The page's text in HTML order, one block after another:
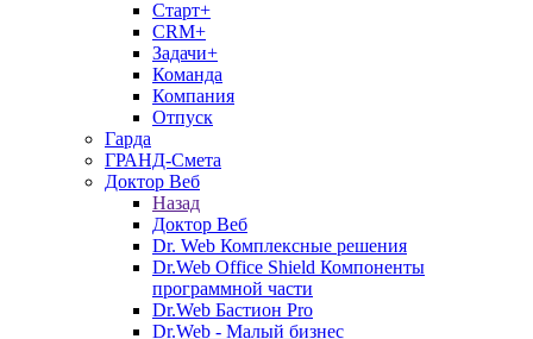
Старт+
CRM+
Задачи+
Команда
Компания
Отпуск
Гарда
ГРАНД-Смета
Доктор Веб
Назад
Доктор Веб
Dr. Web Комплексные решения
Dr.Web Office Shield Компоненты
программной части
Dr.Web Бастион Pro
Dr.Web - Малый бизнес